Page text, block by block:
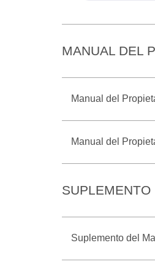
MANUAL DEL
Manual del
Manual del
SUPLEMENTO
Suplemento del